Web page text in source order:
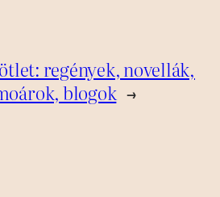
regények, novellák,
blogok →